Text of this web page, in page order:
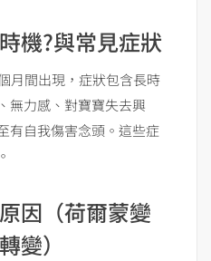
機?與常見症狀
月間出現，症狀包含長時
無力感、對寶寶失去興
有自我傷害念頭。這些症
因（荷爾蒙變
變）